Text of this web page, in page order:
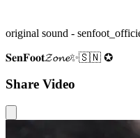
original sound -
𝐒𝐞𝐧𝐅𝐨𝐨𝐭𝓩𝓸𝓷𝓮✨🇸🇳 ✪
Share Video